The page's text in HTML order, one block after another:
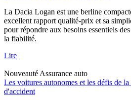
La Dacia Logan est une berline
excellent rapport qualité-prix et sa
pour répondre aux besoins essentiels
la fiabilité.
Lire
Nouveauté Assurance auto
Les voitures autonomes et les défis de
d'accident